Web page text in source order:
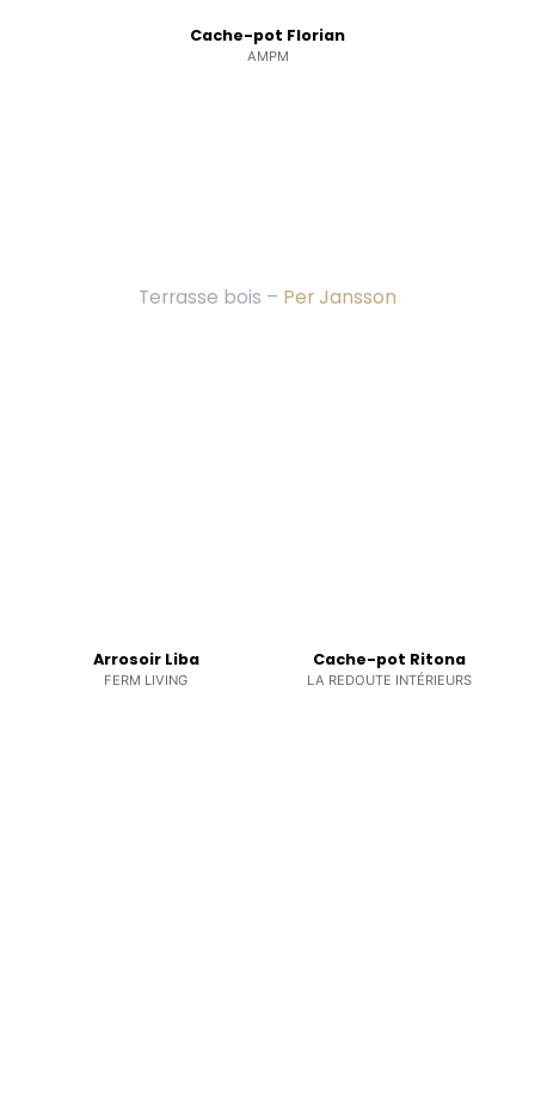
Cache-pot Florian
AMPM
Terrasse bois – Per Jansson
Arrosoir Liba
FERM LIVING
Cache-pot Ritona
LA REDOUTE INTÉRIEURS